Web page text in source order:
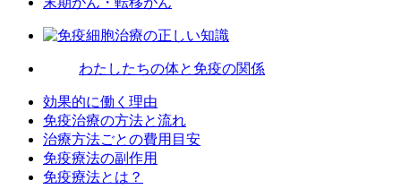
わたしたちの体と免疫の関係
効果的に働く理由
免疫治療の方法と流れ
治療方法ごとの費用目安
免疫療法の副作用
免疫療法とは？